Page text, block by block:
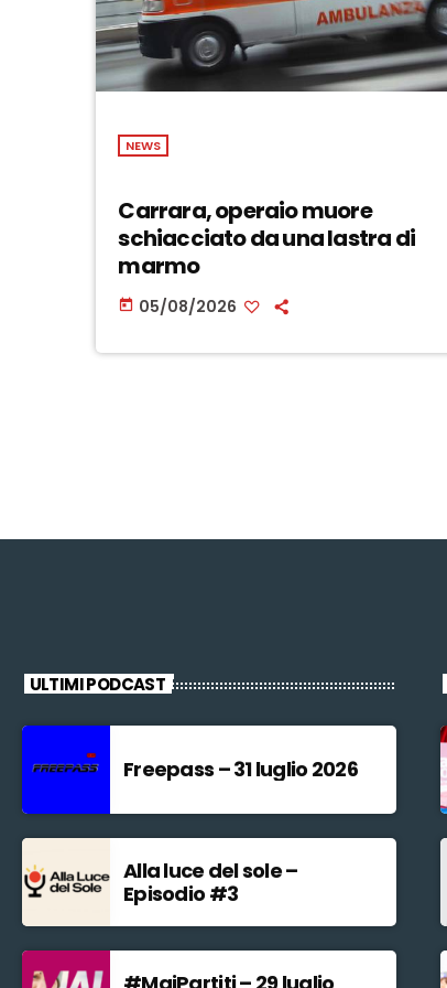
NEWS
Carrara, operaio muore
schiacciato da una lastra di
marmo
today 05/08/2026
ULTIMI PODCAST
Freepass – 31 luglio 2026
Alla luce del sole –
Episodio #3